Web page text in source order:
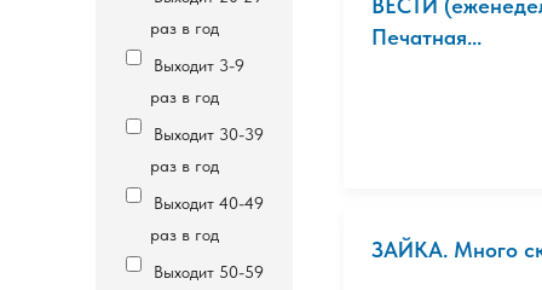
раз в год
Выходит 3-9
раз в год
Выходит 30-39
раз в год
Выходит 40-49
раз в год
Выходит 50-59
ВЕСТИ
Печатная...
ЗАЙКА. Много